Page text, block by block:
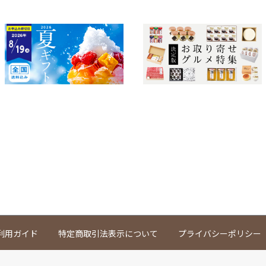
用ガイド 特定商取引法表示について プライバシーポリシー